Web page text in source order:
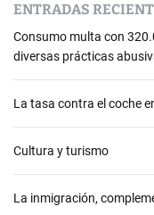
ENTRADAS
Consumo multa con
diversas prácticas
La tasa contra el coche
Cultura y turismo
La inmigración,